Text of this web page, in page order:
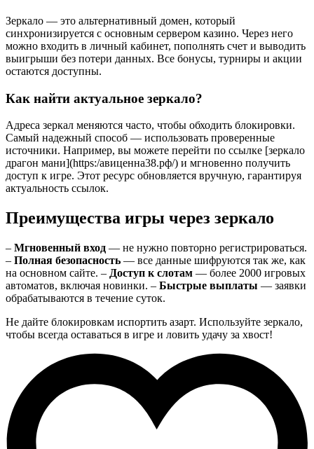
Зеркало — это альтернативный домен, который
синхронизируется с основным сервером казино. Через него
можно входить в личный кабинет, пополнять счет и выводить
выигрыши без потери данных. Все бонусы, турниры и акции
остаются доступны.
Как найти актуальное зеркало?
Адреса зеркал меняются часто, чтобы обходить блокировки.
Самый надежный способ — использовать проверенные
источники. Например, вы можете перейти по ссылке [зеркало
драгон мани](https:/авиценна38.рф/) и мгновенно получить
доступ к игре. Этот ресурс обновляется вручную, гарантируя
актуальность ссылок.
Преимущества игры через зеркало
– Мгновенный вход — не нужно повторно регистрироваться.
– Полная безопасность — все данные шифруются так же, как
на основном сайте. – Доступ к слотам — более 2000 игровых
автоматов, включая новинки. – Быстрые выплаты — заявки
обрабатываются в течение суток.
Не дайте блокировкам испортить азарт. Используйте зеркало,
чтобы всегда оставаться в игре и ловить удачу за хвост!